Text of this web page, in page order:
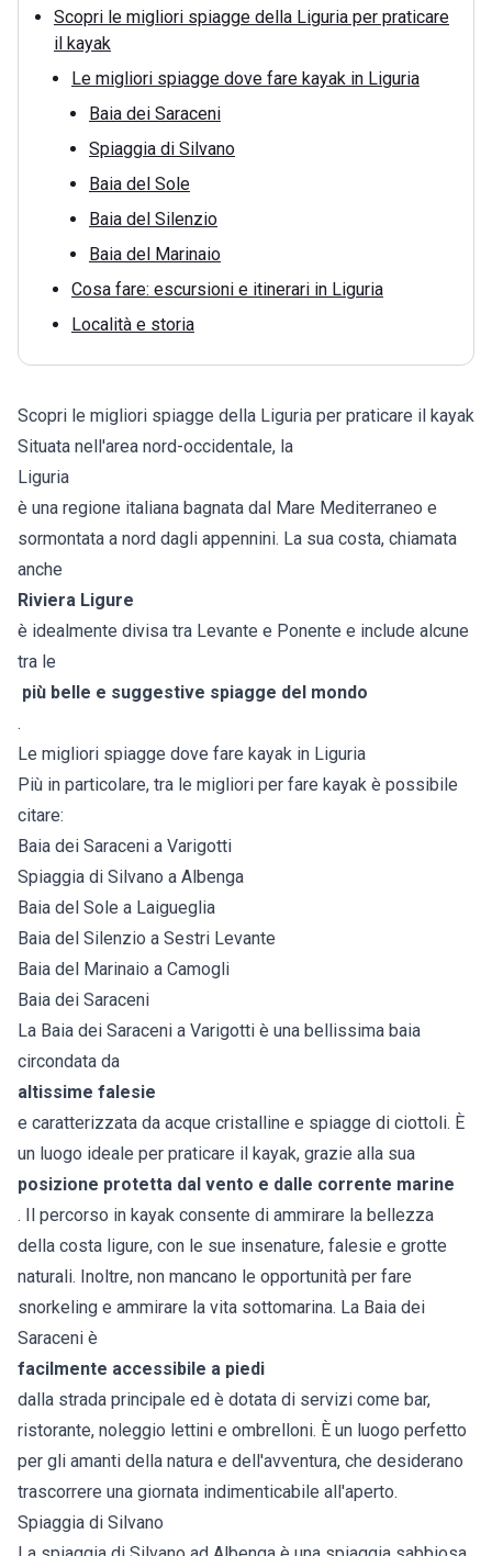
Scopri le migliori spiagge della Liguria per praticare
il kayak
Le migliori spiagge dove fare kayak in Liguria
Baia dei Saraceni
Spiaggia di Silvano
Baia del Sole
Baia del Silenzio
Baia del Marinaio
Cosa fare: escursioni e itinerari in Liguria
Località e storia
Scopri le migliori spiagge della Liguria per praticare il kayak
Situata nell'area nord-occidentale, la
Liguria
è una regione italiana bagnata dal Mare Mediterraneo e
sormontata a nord dagli appennini. La sua costa, chiamata
anche
Riviera Ligure
è idealmente divisa tra Levante e Ponente e include alcune
tra le
più belle e suggestive spiagge del mondo
.
Le migliori spiagge dove fare kayak in Liguria
Più in particolare, tra le migliori per fare kayak è possibile
citare:
Baia dei Saraceni a Varigotti
Spiaggia di Silvano a Albenga
Baia del Sole a Laigueglia
Baia del Silenzio a Sestri Levante
Baia del Marinaio a Camogli
Baia dei Saraceni
La Baia dei Saraceni a Varigotti è una bellissima baia
circondata da
altissime falesie
e caratterizzata da acque cristalline e spiagge di ciottoli. È
un luogo ideale per praticare il kayak, grazie alla sua
posizione protetta dal vento e dalle corrente marine
. Il percorso in kayak consente di ammirare la bellezza
della costa ligure, con le sue insenature, falesie e grotte
naturali. Inoltre, non mancano le opportunità per fare
snorkeling e ammirare la vita sottomarina. La Baia dei
Saraceni è
facilmente accessibile a piedi
dalla strada principale ed è dotata di servizi come bar,
ristorante, noleggio lettini e ombrelloni. È un luogo perfetto
per gli amanti della natura e dell'avventura, che desiderano
trascorrere una giornata indimenticabile all'aperto.
Spiaggia di Silvano